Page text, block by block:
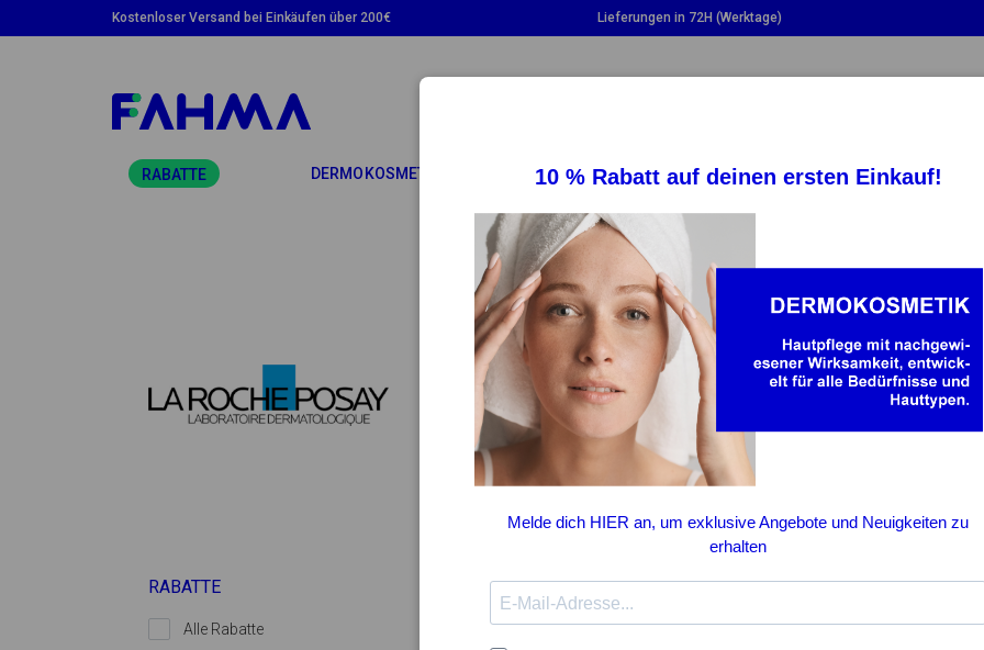
Kostenloser Versand bei Einkäufen über 200€ Lieferungen in 72H (Werktage)
RABATTE DERMOKOSMETIK TOGGLE DROPDOWN
ERGÄNZUNGENTOGGLE DROPDOWN
GESUNDHEITTOGGLE BABY
RABATTE
Alle Rabatte
LA ROCHE POSAY
Das Ergebnis der Kombination von Thermalwasser aus einer Quelle
Fachleuten für empfindliche Haut, ist La Roche-Posay eine auf
Pflegeprodukte aus verschiedenen Linien und für verschiedene
Bedürfnisse...